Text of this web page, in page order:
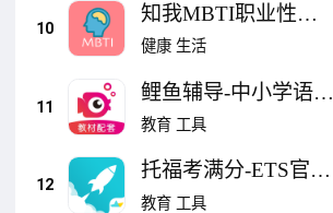
10
知我MBTI职业性格
测评 - MBTI人格测评
健康 生活
11
鲤鱼辅导-中小学语数
英同步课堂，口语测
下载
教育 工具
12
托福考满分-ETS官方
合作TOEFL正版真题
教育 工具